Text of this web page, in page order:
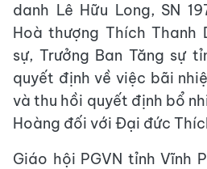
danh Lê Hữu Long, SN
Hoà thượng Thích Thanh
sự, Trưởng Ban Tăng sự
quyết định về việc bãi
và thu hồi quyết định bổ
Hoàng đối với Đại đức
Giáo hội PGVN tỉnh Vĩnh